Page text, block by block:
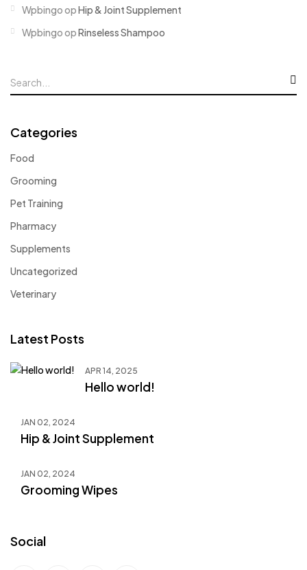
WpbingoopHip & Joint Supplement
WpbingoopRinseless Shampoo
Categories
Food
Grooming
Pet Training
Pharmacy
Supplements
Uncategorized
Veterinary
Latest Posts
APR 14, 2025
Hello world!
JAN 02, 2024
Hip & Joint Supplement
JAN 02, 2024
Grooming Wipes
Social